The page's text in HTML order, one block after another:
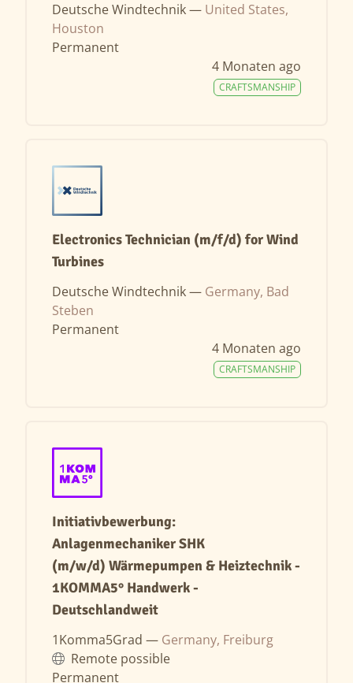
Deutsche Windtechnik — United States,
Houston
Permanent
4 Monaten ago
CRAFTSMANSHIP
Electronics Technician (m/f/d) for Wind
Turbines
Deutsche Windtechnik — Germany, Bad
Steben
Permanent
4 Monaten ago
CRAFTSMANSHIP
Initiativbewerbung:
Anlagenmechaniker SHK
(m/w/d) Wärmepumpen & Heiztechnik -
1KOMMA5° Handwerk -
Deutschlandweit
1Komma5Grad — Germany, Freiburg
Remote possible
Permanent